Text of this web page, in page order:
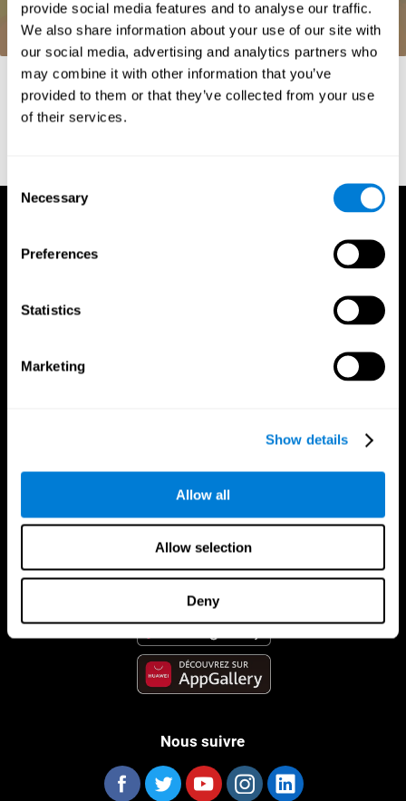
provide social media features and to analyse our traffic.
We also share information about your use of our site with
our social media, advertising and analytics partners who
may combine it with other information that you’ve
provided to them or that they’ve collected from your use
of their services.
Selection
Necessary
Preferences
Statistics
Marketing
Show details
Allow all
Allow selection
Deny
Références
Whiteside, A. (2002) A synopsis of the Vienna Test System: A
computer aided psychological diagnosis. JOPED, 5 (1), 41–50.
Nous suivre